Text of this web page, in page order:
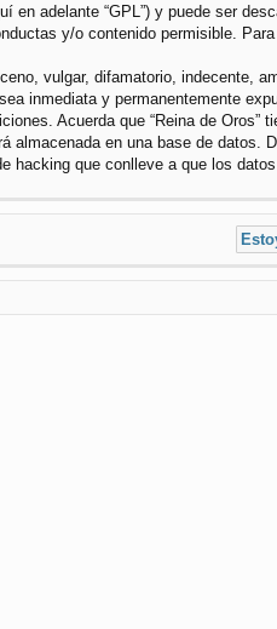
en adelante “GPL”) y puede ser
y/o contenido permisible.
vulgar, difamatorio, indecente,
inmediata y permanentemente
Acuerda que “Reina de
almacenada en una base de
hacking que conlleve a que los